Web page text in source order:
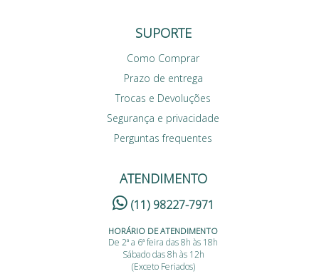
SUPORTE
Como Comprar
Prazo de entrega
Trocas e Devoluções
Segurança e privacidade
Perguntas frequentes
ATENDIMENTO
(11) 98227-7971
HORÁRIO DE ATENDIMENTO
De 2ª a 6ª feira das 8h às 18h
Sábado das 8h às 12h
(Exceto Feriados)